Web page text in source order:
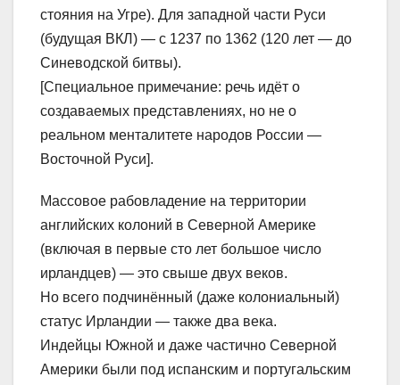
стояния на Угре). Для западной части Руси
(будущая ВКЛ) — с 1237 по 1362 (120 лет — до
Синеводской битвы).
[Специальное примечание: речь идёт о
создаваемых представлениях, но не о
реальном менталитете народов России —
Восточной Руси].
Массовое рабовладение на территории
английских колоний в Северной Америке
(включая в первые сто лет большое число
ирландцев) — это свыше двух веков.
Но всего подчинённый (даже колониальный)
статус Ирландии — также два века.
Индейцы Южной и даже частично Северной
Америки были под испанским и португальским